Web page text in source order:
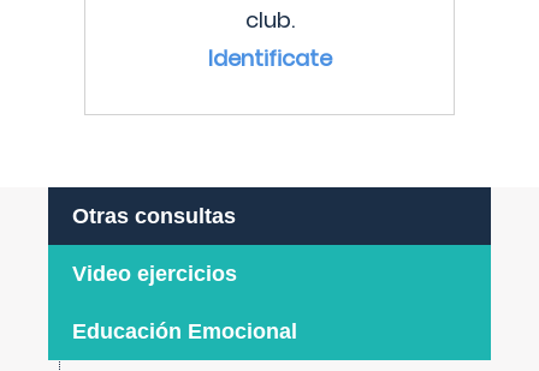
club.
Identificate
Otras consultas
Video ejercicios
Educación Emocional